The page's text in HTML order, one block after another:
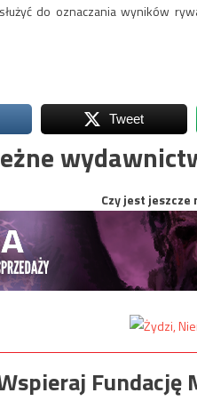
do oznaczania wyników
Tweet
Czy jest jeszcze
Fundację